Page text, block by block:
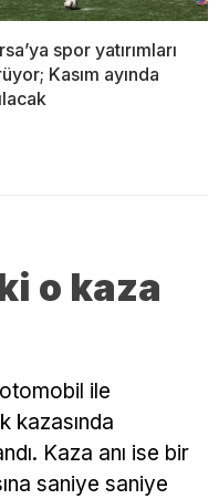
spor yatırımları
Kasım ayında
o kaza
ile
kazasında
Kaza anı ise bir
saniye saniye